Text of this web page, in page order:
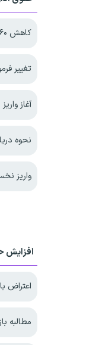
کاهش ۶۰ درصدی دریافتی حقوق بازنشستگان دولت
تغییر
آغاز
نحوه
واریز
افزایش
اعتراض
مطالبه